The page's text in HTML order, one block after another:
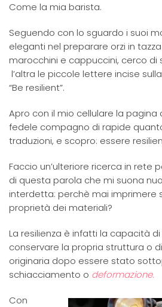
Come la mia barista.
Seguendo con lo sguardo i suoi
eleganti nel preparare orzi in
marocchini e cappuccini, cerco di
l’altra le piccole lettere incise
“Be resilient”.
Apro con il mio cellulare la pagina
fedele compagno di rapide
traduzioni, e scopro: essere
Faccio un’ulteriore ricerca in rete
di questa parola che mi suona
interdetta: perchè mai imprimere
proprietà dei materiali?
La resilienza è infatti la capacità
conservare la propria struttura o
originaria dopo essere stato
schiacciamento o deformazione.
Con